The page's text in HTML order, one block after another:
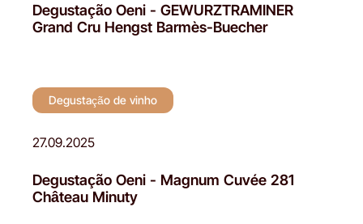
Degustação Oeni - GEWURZTRAMINER
Grand Cru Hengst Barmès-Buecher
Degustação de vinho
27.09.2025
Degustação Oeni - Magnum Cuvée 281
Château Minuty